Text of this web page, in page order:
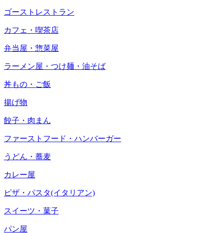
ゴーストレストラン
カフェ・喫茶店
弁当屋・惣菜屋
ラーメン屋・つけ麺・油そば
丼もの・ご飯
揚げ物
餃子・肉まん
ファーストフード・ハンバーガー
うどん・蕎麦
カレー屋
ピザ・パスタ(イタリアン)
スイーツ・菓子
パン屋